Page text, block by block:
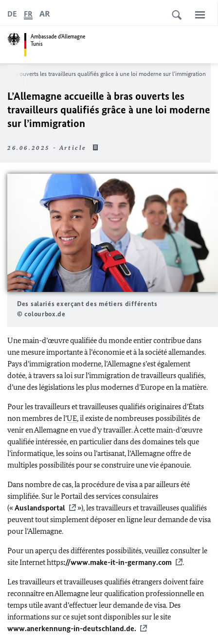
Ambassade d'Allemagne
Tunis
DE FR AR
à bras ouverts les travailleurs qualifiés grâce à une loi moderne sur l’immigration
L’Allemagne accueille à bras ouverts les
travailleurs qualifiés grâce à une loi moderne
sur l’immigration
26.06.2025 - Article
Des salariés exerçant des métiers différents
© colourbox.de
Une main-d’œuvre qualifiée du monde entier contribue dans
une mesure importante à l’économie et à la société allemandes.
Pays d’immigration moderne, l’Allemagne s’est également
dotée, à travers sa loi sur l’immigration de travailleurs qualifiés,
d’une des législations les plus modernes d’Europe en la matière.
Pour les travailleurs et travailleuses qualifiés originaires d’États
non membres de l’UE, il existe de nombreuses possibilités de
venir en Allemagne en vue d’y travailler. À cette main-d’œuvre
qualifiée intéressée, en particulier dans des domaines tels que
l’informatique, les soins ou l’artisanat, l’Allemagne offre de
multiples possibilités pour se construire une vie épanouie.
Dans nombre de cas, la procédure de visa a par ailleurs été
simplifiée. Sur le Portail des services consulaires
(«Auslandsportal
»), les travailleurs et travailleuses qualifiés
peuvent tout simplement déposer en ligne leur demande de visa
pour l’Allemagne.
Pour un aperçu des différentes possibilités, veuillez consulter le
site Internethttps://www.make-it-in-germany.com .
Les travailleurs et travailleuses qualifiés étrangers doivent faire
reconnaître en Allemagne leur qualification professionnelle en
temps utile avant d’effectuer leur demande de visa. Des
informations sur ce sujet sont disponibles sur le site
www.anerkennung-in-deutschland.de.